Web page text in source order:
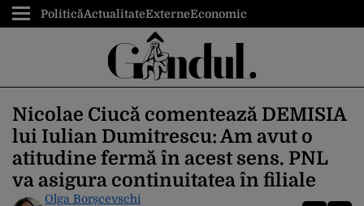
PoliticăActualitateExterneEconomic
Nicolae Ciucă comentează DEMISIA
lui Iulian Dumitrescu: Am avut o
atitudine fermă în acest sens. PNL
va asigura continuitatea în filiale
Olga Borșcevschi